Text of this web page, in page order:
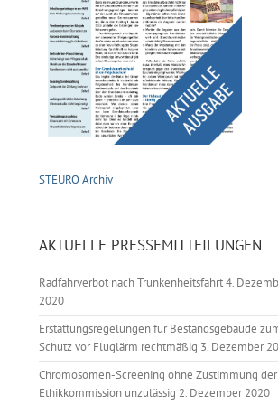
STEURO Archiv
AKTUELLE PRESSEMITTEILUNGEN
Radfahrverbot nach Trunkenheitsfahrt4.
2020
Erstattungsregelungen für Bestandsgebäude
Schutz vor Fluglärm rechtmäßig 3. Dezember
Chromosomen-Screening ohne Zustimmung der
Ethikkommission unzulässig 2. Dezember 2020